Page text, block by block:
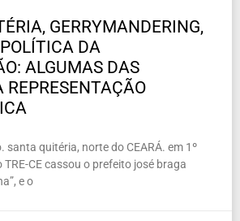
GERRYMANDERING,
DA
ALGUMAS DAS
santa quitéria, norte do CEARÁ. em 1º
TRE-CE cassou o prefeito josé braga
e o